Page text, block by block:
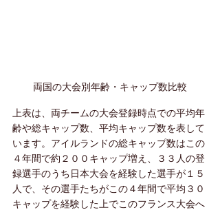
両国の大会別年齢・キャップ数比較
上表は、両チームの大会登録時点での平均年
齢や総キャップ数、平均キャップ数を表して
います。アイルランドの総キャップ数はこの
４年間で約２００キャップ増え、３３人の登
録選手のうち日本大会を経験した選手が１５
人で、その選手たちがこの４年間で平均３０
キャップを経験した上でこのフランス大会へ